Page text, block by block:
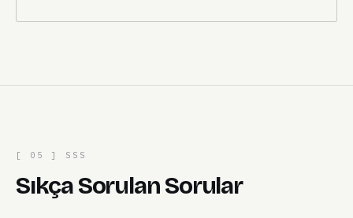
[ 05 ] SSS
Sıkça Sorulan Sorular